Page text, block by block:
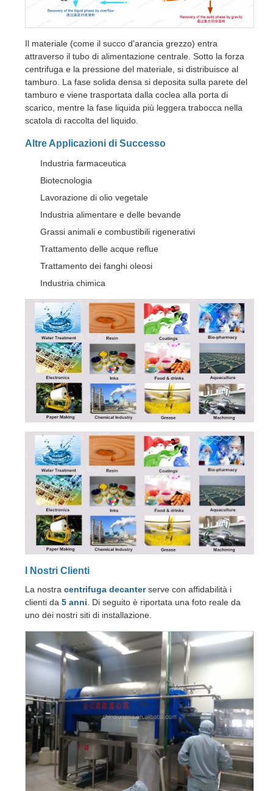
Il materiale (come il succo d'arancia grezzo) entra
attraverso il tubo di alimentazione centrale. Sotto la forza
centrifuga e la pressione del materiale, si distribuisce al
tamburo. La fase solida densa si deposita sulla parete del
tamburo e viene trasportata dalla coclea alla porta di
scarico, mentre la fase liquida più leggera trabocca nella
scatola di raccolta del liquido.
Altre Applicazioni di Successo
Industria farmaceutica
Biotecnologia
Lavorazione di olio vegetale
Industria alimentare e delle bevande
Grassi animali e combustibili rigenerativi
Trattamento delle acque reflue
Trattamento dei fanghi oleosi
Industria chimica
I Nostri Clienti
La nostra centrifuga decanterserve con affidabilità i
clienti da 5 anni . Di seguito è riportata una foto reale da
uno dei nostri siti di installazione.